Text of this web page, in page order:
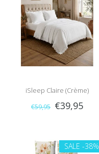
iSleep Claire (Crème)
€59,95 €39,95
SALE -38%